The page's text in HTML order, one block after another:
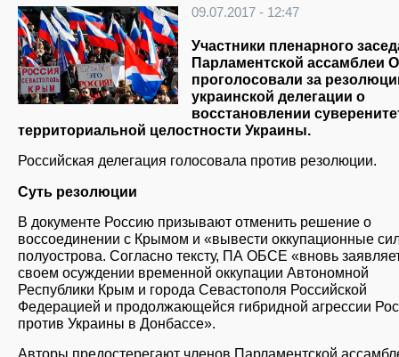
09.07.2017 - 12:47
Участники пленарного
Парламентской ассамблеи
проголосовали за
украинской делегации о
восстановлении
территориальной целостности Украины.
Российская делегация голосовала против резолюции.
Суть резолюции
В документе Россию призывают отменить решение о
воссоединении с Крымом и «вывести оккупационные
полуострова. Согласно тексту, ПА ОБСЕ «вновь
своем осуждении временной оккупации Автономной
Республики Крым и города Севастополя Российской
Федерацией и продолжающейся гибридной агрессии
против Украины в Донбассе».
Авторы предостерегают членов Парламентской